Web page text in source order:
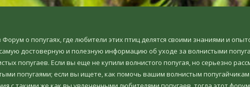
о попугаях, где любители этих птиц делятся своими знаниями и
достоверную и полезную информацию об уходе за волнистыми
попугаев. Если вы еще не купили волнистого попугая, но серьезно
попугаями; если вы ищете, как помочь вашим волнистым